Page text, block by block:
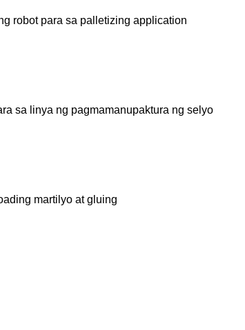
robot para sa palletizing application
sa linya ng pagmamanupaktura ng selyo
martilyo at gluing